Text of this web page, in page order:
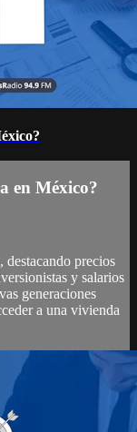
en México?
precios
y salarios
generaciones
a una vivienda